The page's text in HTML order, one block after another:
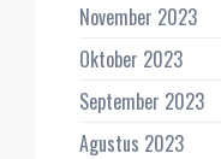
November 2023
Oktober 2023
September 2023
Agustus 2023